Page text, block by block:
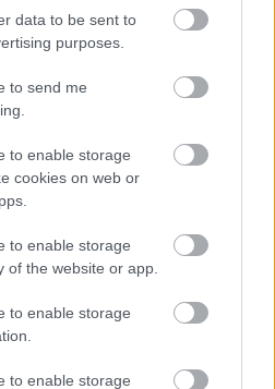
data to be sent to
purposes.
to send me
to enable storage
cookies on web or
to enable storage
of the website or app.
to enable storage
to enable storage